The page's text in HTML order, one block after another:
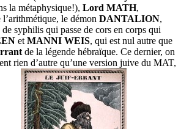
la métaphysique!), Lord MATH,
le démon DANTALION,
syphilis qui passe de cors en corps qui
et MANNI WEIS, qui est nul autre que
de la légende hébraïque. Ce dernier, on
rien d’autre qu’une version juive du MAT,